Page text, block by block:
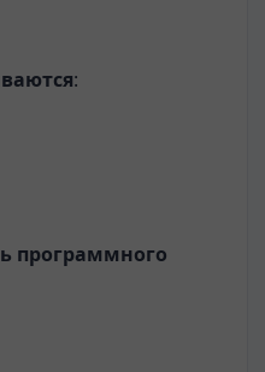
:
программного